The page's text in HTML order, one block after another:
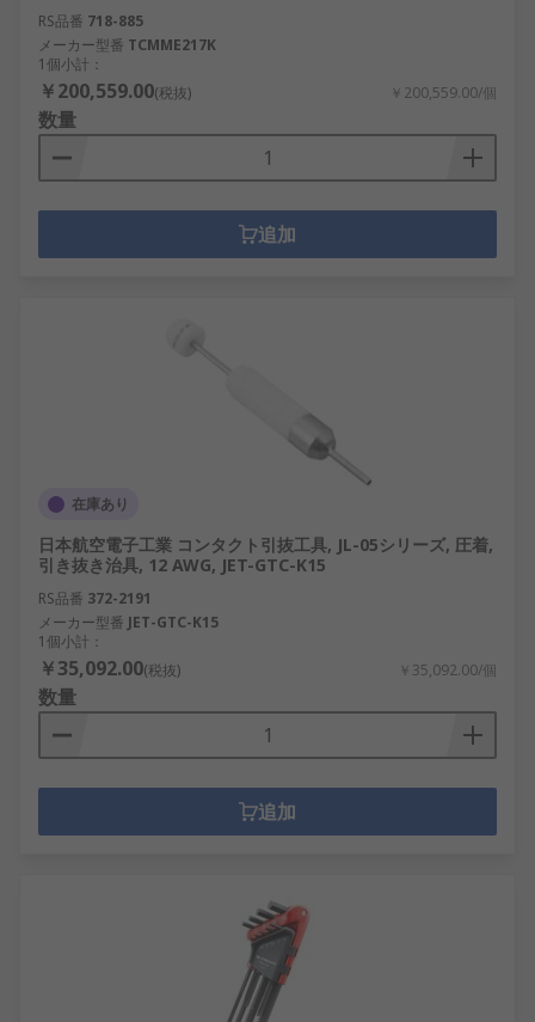
RS品番 718-885
メーカー型番 TCMME217K
1個小計：
￥200,559.00(税抜) ￥200,559.00/個
数量
追加
在庫あり
日本航空電子工業 コンタクト引抜工具, JL-05シリーズ, 圧着,
引き抜き治具, 12 AWG, JET-GTC-K15
RS品番 372-2191
メーカー型番 JET-GTC-K15
1個小計：
￥35,092.00(税抜) ￥35,092.00/個
数量
追加